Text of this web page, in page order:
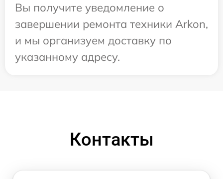
Вы получите уведомление о
завершении ремонта техники Arkon,
и мы организуем доставку по
указанному адресу.
Контакты